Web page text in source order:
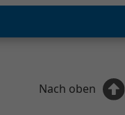
Nach oben